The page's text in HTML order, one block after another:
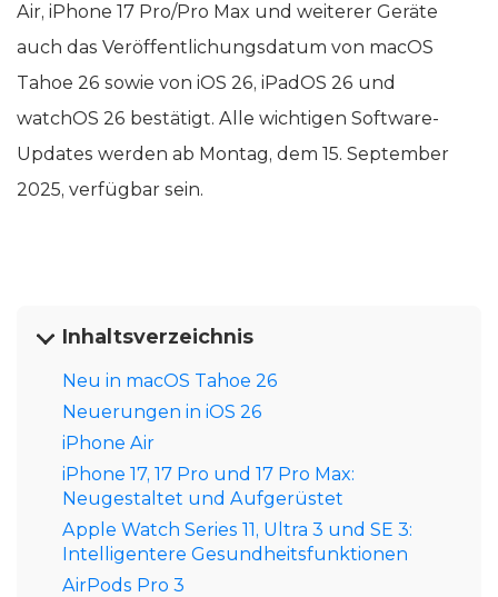
Air, iPhone 17 Pro/Pro Max und weiterer Geräte
auch das Veröffentlichungsdatum von macOS
Tahoe 26 sowie von iOS 26, iPadOS 26 und
watchOS 26 bestätigt. Alle wichtigen Software-
Updates werden ab Montag, dem 15. September
2025, verfügbar sein.
Inhaltsverzeichnis
Neu in macOS Tahoe 26
Neuerungen in iOS 26
iPhone Air
iPhone 17, 17 Pro und 17 Pro Max:
Neugestaltet und Aufgerüstet
Apple Watch Series 11, Ultra 3 und SE 3:
Intelligentere Gesundheitsfunktionen
AirPods Pro 3